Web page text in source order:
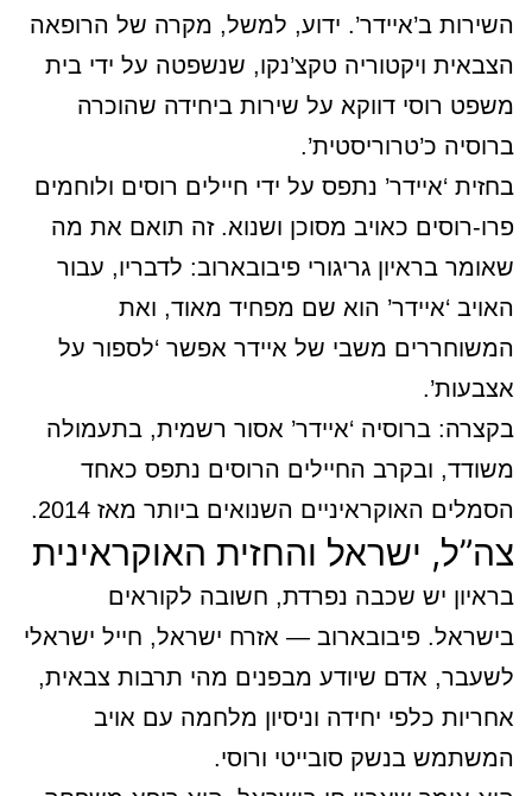
השירות ב’איידר’. ידוע, למשל, מקרה של הרופאה
הצבאית ויקטוריה טקצ’נקו, שנשפטה על ידי בית
משפט רוסי דווקא על שירות ביחידה שהוכרה
ברוסיה כ’טרוריסטית’.
בחזית ‘איידר’ נתפס על ידי חיילים רוסים ולוחמים
פרו-רוסים כאויב מסוכן ושנוא. זה תואם את מה
שאומר בראיון גריגורי פיבובארוב: לדבריו, עבור
האויב ‘איידר’ הוא שם מפחיד מאוד, ואת
המשוחררים משבי של איידר אפשר ‘לספור על
אצבעות’.
בקצרה: ברוסיה ‘איידר’ אסור רשמית, בתעמולה
משודד, ובקרב החיילים הרוסים נתפס כאחד
הסמלים האוקראיניים השנואים ביותר מאז 2014.
צה”ל, ישראל והחזית האוקראינית
בראיון יש שכבה נפרדת, חשובה לקוראים
בישראל. פיבובארוב — אזרח ישראל, חייל ישראלי
לשעבר, אדם שיודע מבפנים מהי תרבות צבאית,
אחריות כלפי יחידה וניסיון מלחמה עם אויב
המשתמש בנשק סובייטי ורוסי.